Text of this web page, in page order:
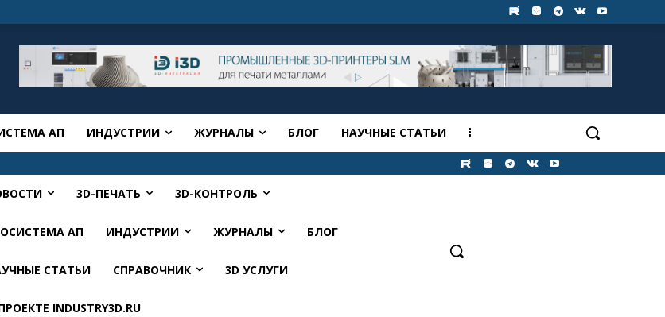
АП ИНДУСТРИИ ЖУРНАЛЫ БЛОГ НАУЧНЫЕ СТАТЬИ
3D-ПЕЧАТЬ 3D-КОНТРОЛЬ
АП ИНДУСТРИИ ЖУРНАЛЫ БЛОГ
СТАТЬИ СПРАВОЧНИК 3D УСЛУГИ
INDUSTRY3D.RU